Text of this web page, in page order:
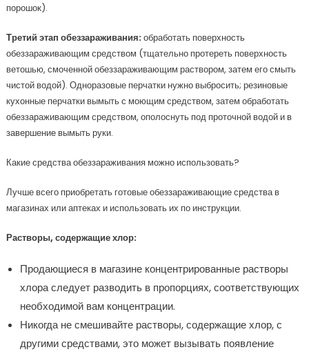
порошок).
Третий этап обеззараживания:обработать поверхность
обеззараживающим средством (тщательно протереть поверхность
ветошью, смоченной обеззараживающим раствором, затем его смыть
чистой водой). Одноразовые перчатки нужно выбросить; резиновые
кухонные перчатки вымыть с моющим средством, затем обработать
обеззараживающим средством, ополоснуть под проточной водой и в
завершение вымыть руки.
Какие средства обеззараживания можно использовать?
Лучше всего приобретать готовые обеззараживающие средства в
магазинах или аптеках и использовать их по инструкции.
Растворы, содержащие хлор:
Продающиеся в магазине концентрированные растворы
хлора следует разводить в пропорциях, соответствующих
необходимой вам концентрации.
Никогда не смешивайте растворы, содержащие хлор, с
другими средствами, это может вызывать появление